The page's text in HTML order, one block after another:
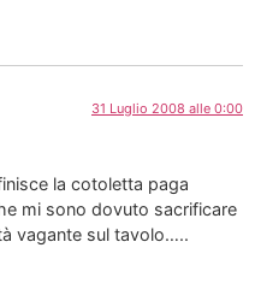
31 Luglio 2008 alle 0:00
la cotoletta paga
mi sono dovuto sacrificare
vagante sul tavolo…..